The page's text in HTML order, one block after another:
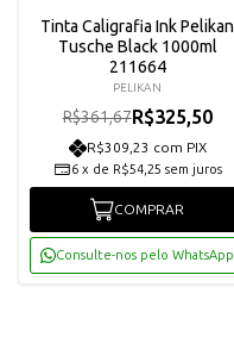
Tinta Caligrafia Ink Pelikan
Tusche Black 1000ml
211664
PELIKAN
R$361,67R$325,50
R$309,23 com PIX
6 x de R$54,25 sem juros
COMPRAR
Consulte-nos pelo WhatsApp